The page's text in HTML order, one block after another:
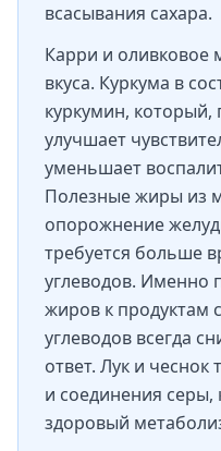
всасывания сахара.
Карри и оливковое
вкуса. Куркума в
куркумин,
улучшает
уменьшает
Полезные жиры из
опорожнение
требуется больше
углеводов. Именно
жиров к продуктам
углеводов всегда
ответ. Лук и чеснок
и соединения
здоровый